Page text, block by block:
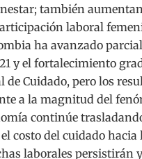
también
laboral
ha avanzado
y el fortalecimiento
de Cuidado, pero los
a la magnitud del
continúe
costo del cuidado hacia
laborales persistirán